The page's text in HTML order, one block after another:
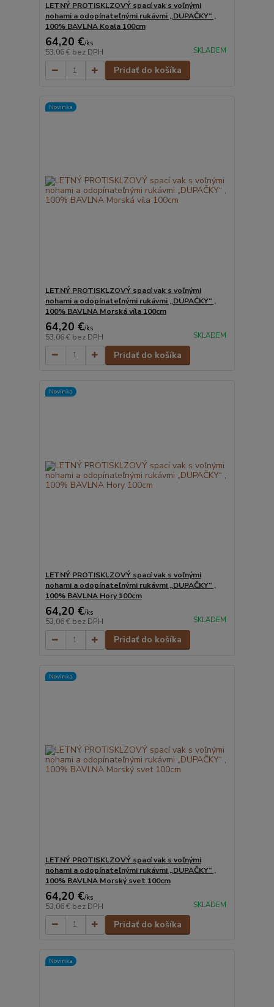
LETNÝ PROTISKLZOVÝ spací vak s voľnými
nohami a odopínateľnými rukávmi „DUPAČKY“ ,
100% BAVLNA Koala 100cm
64,20 €/ks
53,06 € bez DPH SKLADEM
Pridať do košíka
Novinka
LETNÝ PROTISKLZOVÝ spací vak s voľnými
nohami a odopínateľnými rukávmi „DUPAČKY“ ,
100% BAVLNA Morská víla 100cm
64,20 €/ks
53,06 € bez DPH SKLADEM
Pridať do košíka
Novinka
LETNÝ PROTISKLZOVÝ spací vak s voľnými
nohami a odopínateľnými rukávmi „DUPAČKY“ ,
100% BAVLNA Hory 100cm
64,20 €/ks
53,06 € bez DPH SKLADEM
Pridať do košíka
Novinka
LETNÝ PROTISKLZOVÝ spací vak s voľnými
nohami a odopínateľnými rukávmi „DUPAČKY“ ,
100% BAVLNA Morský svet 100cm
64,20 €/ks
53,06 € bez DPH SKLADEM
Pridať do košíka
Novinka